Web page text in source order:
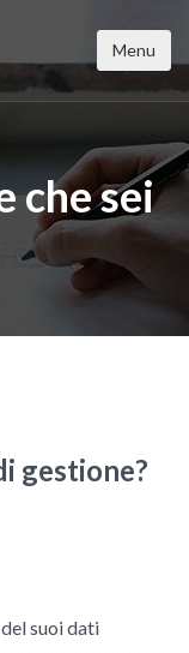
Menu
che sei
gestione?
suoi dati